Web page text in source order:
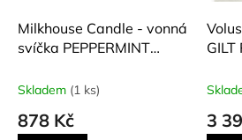
Milkhouse Candle - vonná
svíčka PEPPERMINT
borovicové jehličí) 624 g
Skladem (1 ks)
878 Kč
GILT
3